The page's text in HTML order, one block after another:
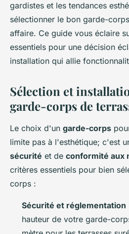
gardistes et les tendances
sélectionner le bon garde-
affaire. Ce guide vous éclaire
essentiels pour une décision
installation qui allie
Sélection et
garde-corps de
Le choix d'un garde-corps
limite pas à l'esthétique; c'est
sécurité et de conformité aux
critères essentiels pour bien
corps :
Sécurité et réglementation
hauteur de votre garde-